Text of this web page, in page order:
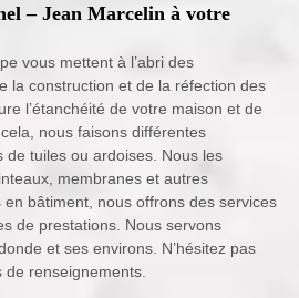
– Jean Marcelin à votre
vous mettent à l’abri des
la construction et de la réfection des
l’étanchéité de votre maison et de
nous faisons différentes
de tuiles ou ardoises. Nous les
membranes et autres
bâtiment, nous offrons des services
de prestations. Nous servons
et ses environs. N’hésitez pas
renseignements.